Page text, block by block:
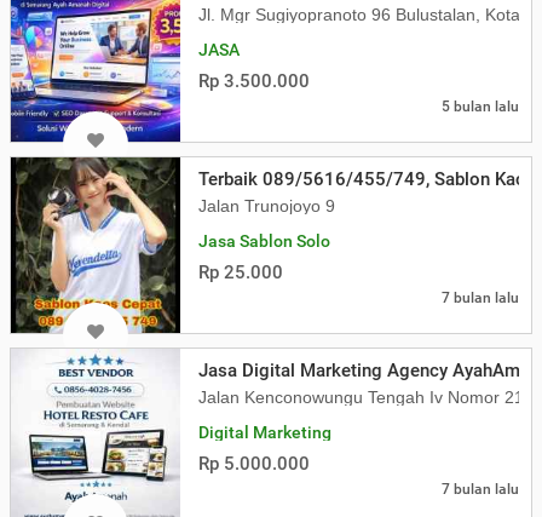
Jl. Mgr Sugiyopranoto 96 Bulustalan, Kota
JASA
Rp 3.500.000
5 bulan lalu
Terbaik 089/5616/455/749, Sablon Kaos
Jalan Trunojoyo 9
Jasa Sablon Solo
Rp 25.000
7 bulan lalu
Jasa Digital Marketing Agency
Jalan Kenconowungu Tengah Iv Nomor 21
Digital Marketing
Rp 5.000.000
7 bulan lalu